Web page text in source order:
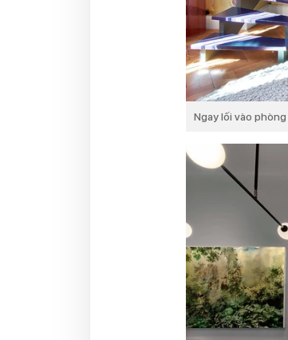
Ngay lối vào